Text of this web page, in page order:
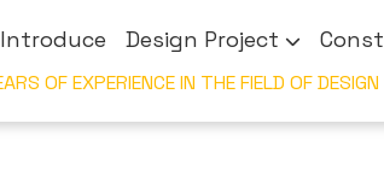
Introduce Design Project
15 YEARS OF EXPERIENCE IN THE FIELD